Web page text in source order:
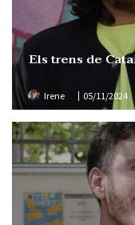
Els trens de
Irene 05/11/2024